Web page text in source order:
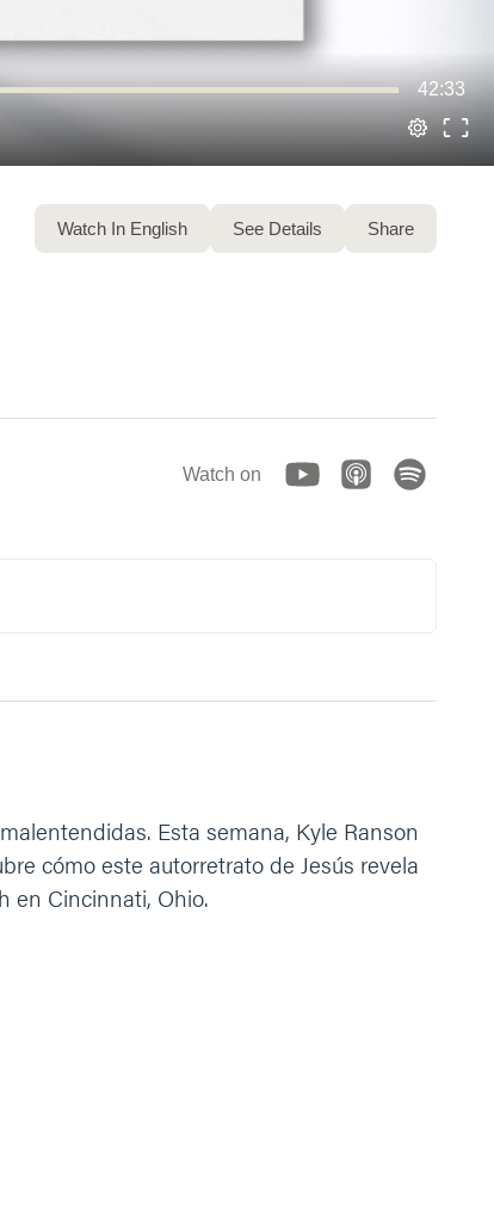
42:33
Watch In English See Details Share
Watch on
Esta semana, Kyle Ranson
cómo este autorretrato de Jesús revela
en Cincinnati, Ohio.